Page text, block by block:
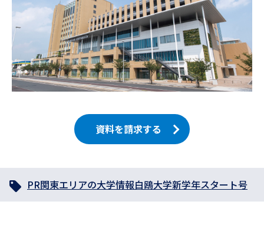
資料を請求する
PR関東エリアの大学情報白鴎大学新学年スタート号